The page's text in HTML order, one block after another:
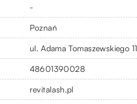
-
Poznań
ul. Adama Tomaszewskiego 11
48601390028
revitalash.pl